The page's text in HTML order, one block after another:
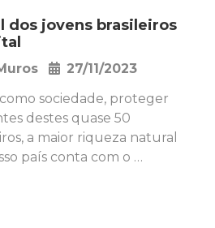
dos jovens brasileiros
27/11/2023
sociedade, proteger
destes quase 50
a maior riqueza natural
país conta com o …